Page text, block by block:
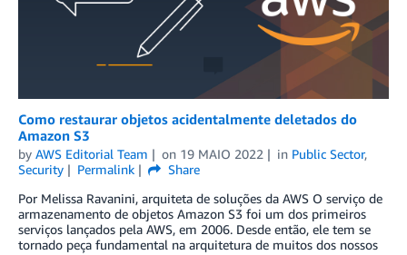
Como restaurar objetos acidentalmente deletados do
Amazon S3
by AWS Editorial Team on 19 MAIO 2022 in Public Sector,
Security
Permalink
Share
Por Melissa Ravanini, arquiteta de soluções da AWS O serviço de
armazenamento de objetos Amazon S3 foi um dos primeiros
serviços lançados pela AWS, em 2006. Desde então, ele tem se
tornado peça fundamental na arquitetura de muitos dos nossos